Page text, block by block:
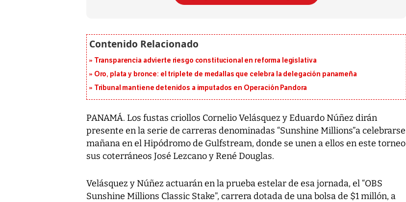
Transparencia advierte riesgo constitucional en reforma legislativa
Oro, plata y bronce: el triplete de medallas que celebra la delegación panameña
Tribunal mantiene detenidos a imputados en Operación Pandora
PANAMÁ. Los fustas criollos Cornelio Velásquez y Eduardo Núñez dirán
presente en la serie de carreras denominadas “Sunshine Millions”a celebrarse
mañana en el Hipódromo de Gulfstream, donde se unen a ellos en este torneo
sus coterráneos José Lezcano y René Douglas.
Velásquez y Núñez actuarán en la prueba estelar de esa jornada, el “OBS
Sunshine Millions Classic Stake”, carrera dotada de una bolsa de $1 millón, a
al sur de Japón, provocando una